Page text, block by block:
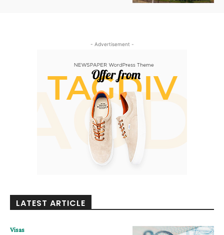
- Advertisement -
LATEST ARTICLE
Visas